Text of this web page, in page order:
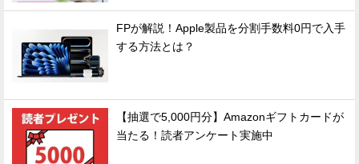
FPが解説！Apple製品を分割手数料0円で入手
する方法とは？
【抽選で5,000円分】Amazonギフトカードが
当たる！読者アンケート実施中